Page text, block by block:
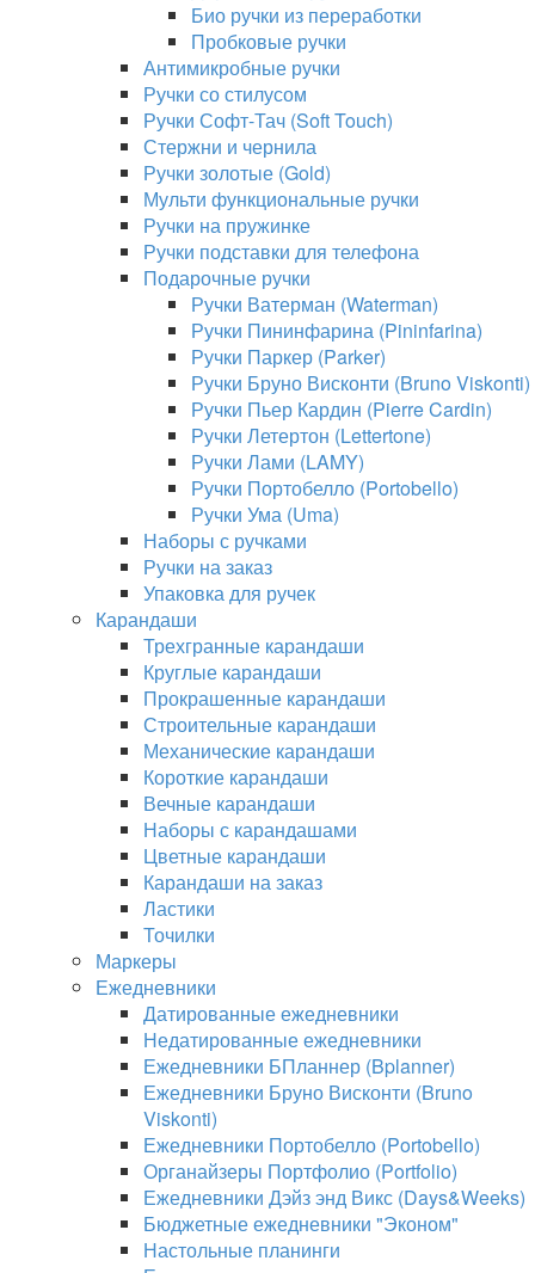
Био ручки из переработки
Пробковые ручки
Антимикробные ручки
Ручки со стилусом
Ручки Софт-Тач (Soft Touch)
Стержни и чернила
Ручки золотые (Gold)
Мульти функциональные ручки
Ручки на пружинке
Ручки подставки для телефона
Подарочные ручки
Ручки Ватерман (Waterman)
Ручки Пининфарина (Pininfarina)
Ручки Паркер (Parker)
Ручки Бруно Висконти (Bruno Viskonti)
Ручки Пьер Кардин (Pierre Cardin)
Ручки Летертон (Lettertone)
Ручки Лами (LAMY)
Ручки Портобелло (Portobello)
Ручки Ума (Uma)
Наборы с ручками
Ручки на заказ
Упаковка для ручек
Карандаши
Трехгранные карандаши
Круглые карандаши
Прокрашенные карандаши
Строительные карандаши
Механические карандаши
Короткие карандаши
Вечные карандаши
Наборы с карандашами
Цветные карандаши
Карандаши на заказ
Ластики
Точилки
Маркеры
Ежедневники
Датированные ежедневники
Недатированные ежедневники
Ежедневники БПланнер (Bplanner)
Ежедневники Бруно Висконти (Bruno
Viskonti)
Ежедневники Портобелло (Portobello)
Органайзеры Портфолио (Portfolio)
Ежедневники Дэйз энд Викс (Days&Weeks)
Бюджетные ежедневники "Эконом"
Настольные планинги